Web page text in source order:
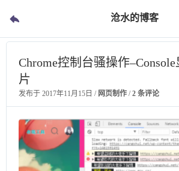
沧水的博客
Chrome控制台骚操作
片
发布于 2017年11月15日 / 网页制作 /2 条评论